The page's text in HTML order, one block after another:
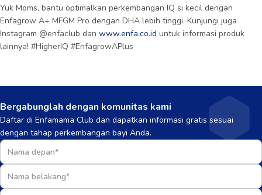
Yuk Moms, bantu optimalkan perkembangan IQ si kecil dengan
Enfagrow A+ MFGM Pro dengan DHA lebih tinggi. Kunjungi juga
Instagram @enfaclub dan www.enfa.co.id untuk informasi produk
lainnya! #HigherIQ #EnfagrowAPlus
Bergabunglah dengan komunitas kami
Daftar di Enfamama Club dan dapatkan informasi gratis sesuai
dengan tahap perkembangan bayi Anda.